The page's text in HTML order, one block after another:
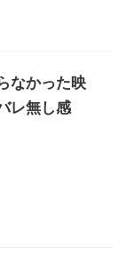
なかった映
レ無し感